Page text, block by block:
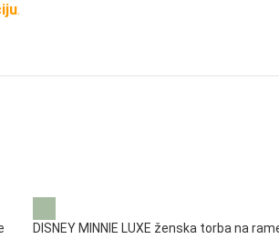
.
DISNEY MINNIE LUXE ženska torba na